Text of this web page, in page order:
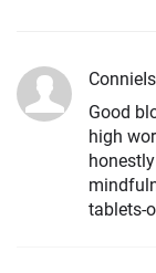
Good
high
tablets-